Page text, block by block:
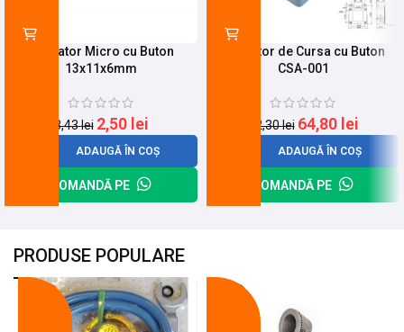
Limitator Micro cu Buton
13x11x6mm
3,43lei 2,50 lei
ADAUGĂ ÎN COȘ
COMANDĂ PE
Limitator de Cursa cu Buton
CSA-001
82,30lei 64,80 lei
ADAUGĂ ÎN COȘ
COMANDĂ PE
PRODUSE POPULARE